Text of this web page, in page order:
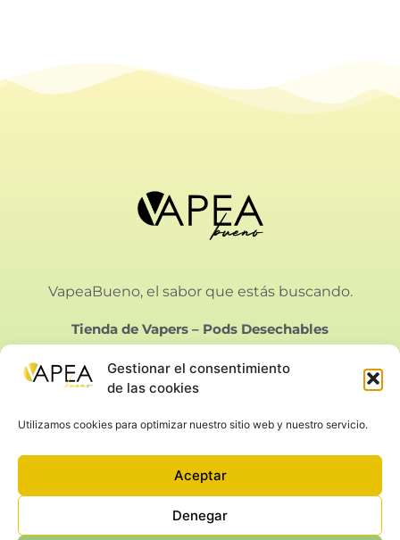
Gestionar el consentimiento
de las cookies
Utilizamos cookies para optimizar nuestro sitio web y nuestro servicio.
Aceptar
Denegar
VapeaBueno, el sabor que estás buscando.
Tienda de Vapers – Pods Desechables